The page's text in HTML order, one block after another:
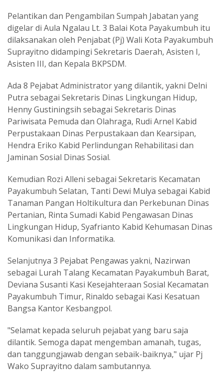
Pelantikan dan Pengambilan Sumpah Jabatan yang
digelar di Aula Ngalau Lt. 3 Balai Kota Payakumbuh itu
dilaksanakan oleh Penjabat (Pj) Wali Kota Payakumbuh
Suprayitno didampingi Sekretaris Daerah, Asisten I,
Asisten III, dan Kepala BKPSDM.
Ada 8 Pejabat Administrator yang dilantik, yakni Delni
Putra sebagai Sekretaris Dinas Lingkungan Hidup,
Henny Gustiningsih sebagai Sekretaris Dinas
Pariwisata Pemuda dan Olahraga, Rudi Arnel Kabid
Perpustakaan Dinas Perpustakaan dan Kearsipan,
Hendra Eriko Kabid Perlindungan Rehabilitasi dan
Jaminan Sosial Dinas Sosial.
Kemudian Rozi Alleni sebagai Sekretaris Kecamatan
Payakumbuh Selatan, Tanti Dewi Mulya sebagai Kabid
Tanaman Pangan Holtikultura dan Perkebunan Dinas
Pertanian, Rinta Sumadi Kabid Pengawasan Dinas
Lingkungan Hidup, Syafrianto Kabid Kehumasan Dinas
Komunikasi dan Informatika.
Selanjutnya 3 Pejabat Pengawas yakni, Nazirwan
sebagai Lurah Talang Kecamatan Payakumbuh Barat,
Deviana Susanti Kasi Kesejahteraan Sosial Kecamatan
Payakumbuh Timur, Rinaldo sebagai Kasi Kesatuan
Bangsa Kantor Kesbangpol.
"Selamat kepada seluruh pejabat yang baru saja
dilantik. Semoga dapat mengemban amanah, tugas,
dan tanggungjawab dengan sebaik-baiknya," ujar Pj
Wako Suprayitno dalam sambutannya.